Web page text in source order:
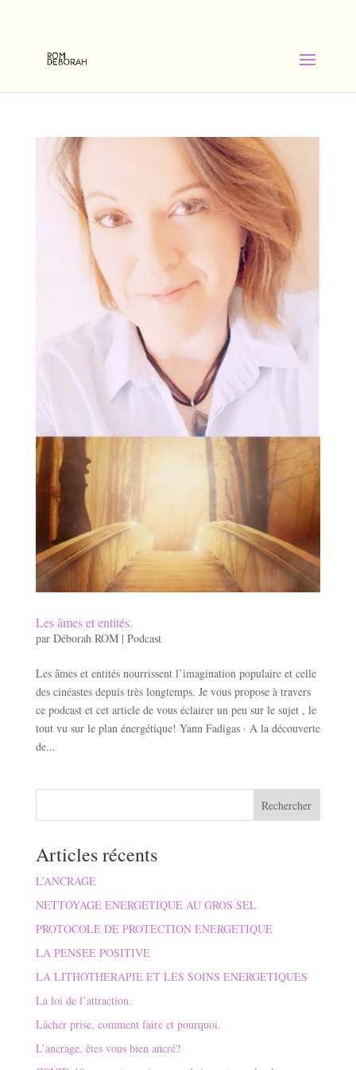
Les âmes et entités.
par Déborah ROM| Podcast
Les âmes et entités nourrissent l’imagination populaire et celle
des cinéastes depuis très longtemps. Je vous propose à travers
ce podcast et cet article de vous éclairer un peu sur le sujet , le
tout vu sur le plan énergétique! Yann Fadigas · A la découverte
de...
Articles récents
L’ANCRAGE
NETTOYAGE ENERGETIQUE AU GROS SEL
PROTOCOLE DE PROTECTION ENERGETIQUE
LA PENSEE POSITIVE
LA LITHOTHERAPIE ET LES SOINS ENERGETIQUES
La loi de l’attraction.
Lâcher prise, comment faire et pourquoi.
L’ancrage, êtes vous bien ancré?